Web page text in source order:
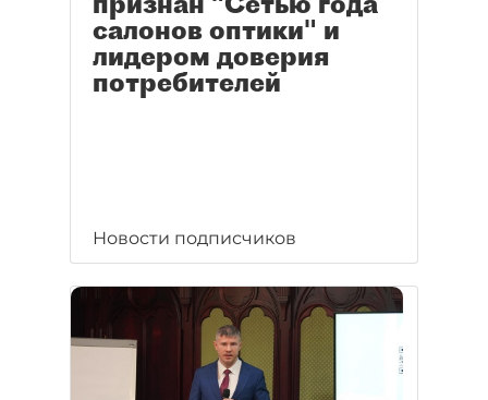
салонов оптики" и
лидером доверия
потребителей
Новости подписчиков